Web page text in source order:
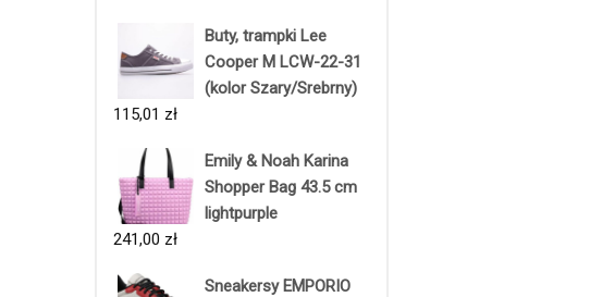
Buty, trampki Lee
Cooper M LCW-22-31
(kolor Szary/Srebrny)
115,01 zł
Emily & Noah Karina
Shopper Bag 43.5 cm
lightpurple
241,00 zł
Sneakersy EMPORIO